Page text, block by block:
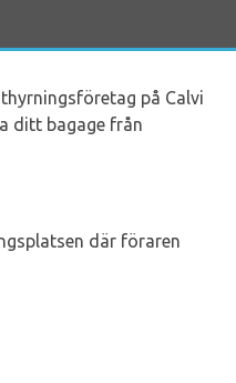
på Calvi
ditt bagage från
där föraren